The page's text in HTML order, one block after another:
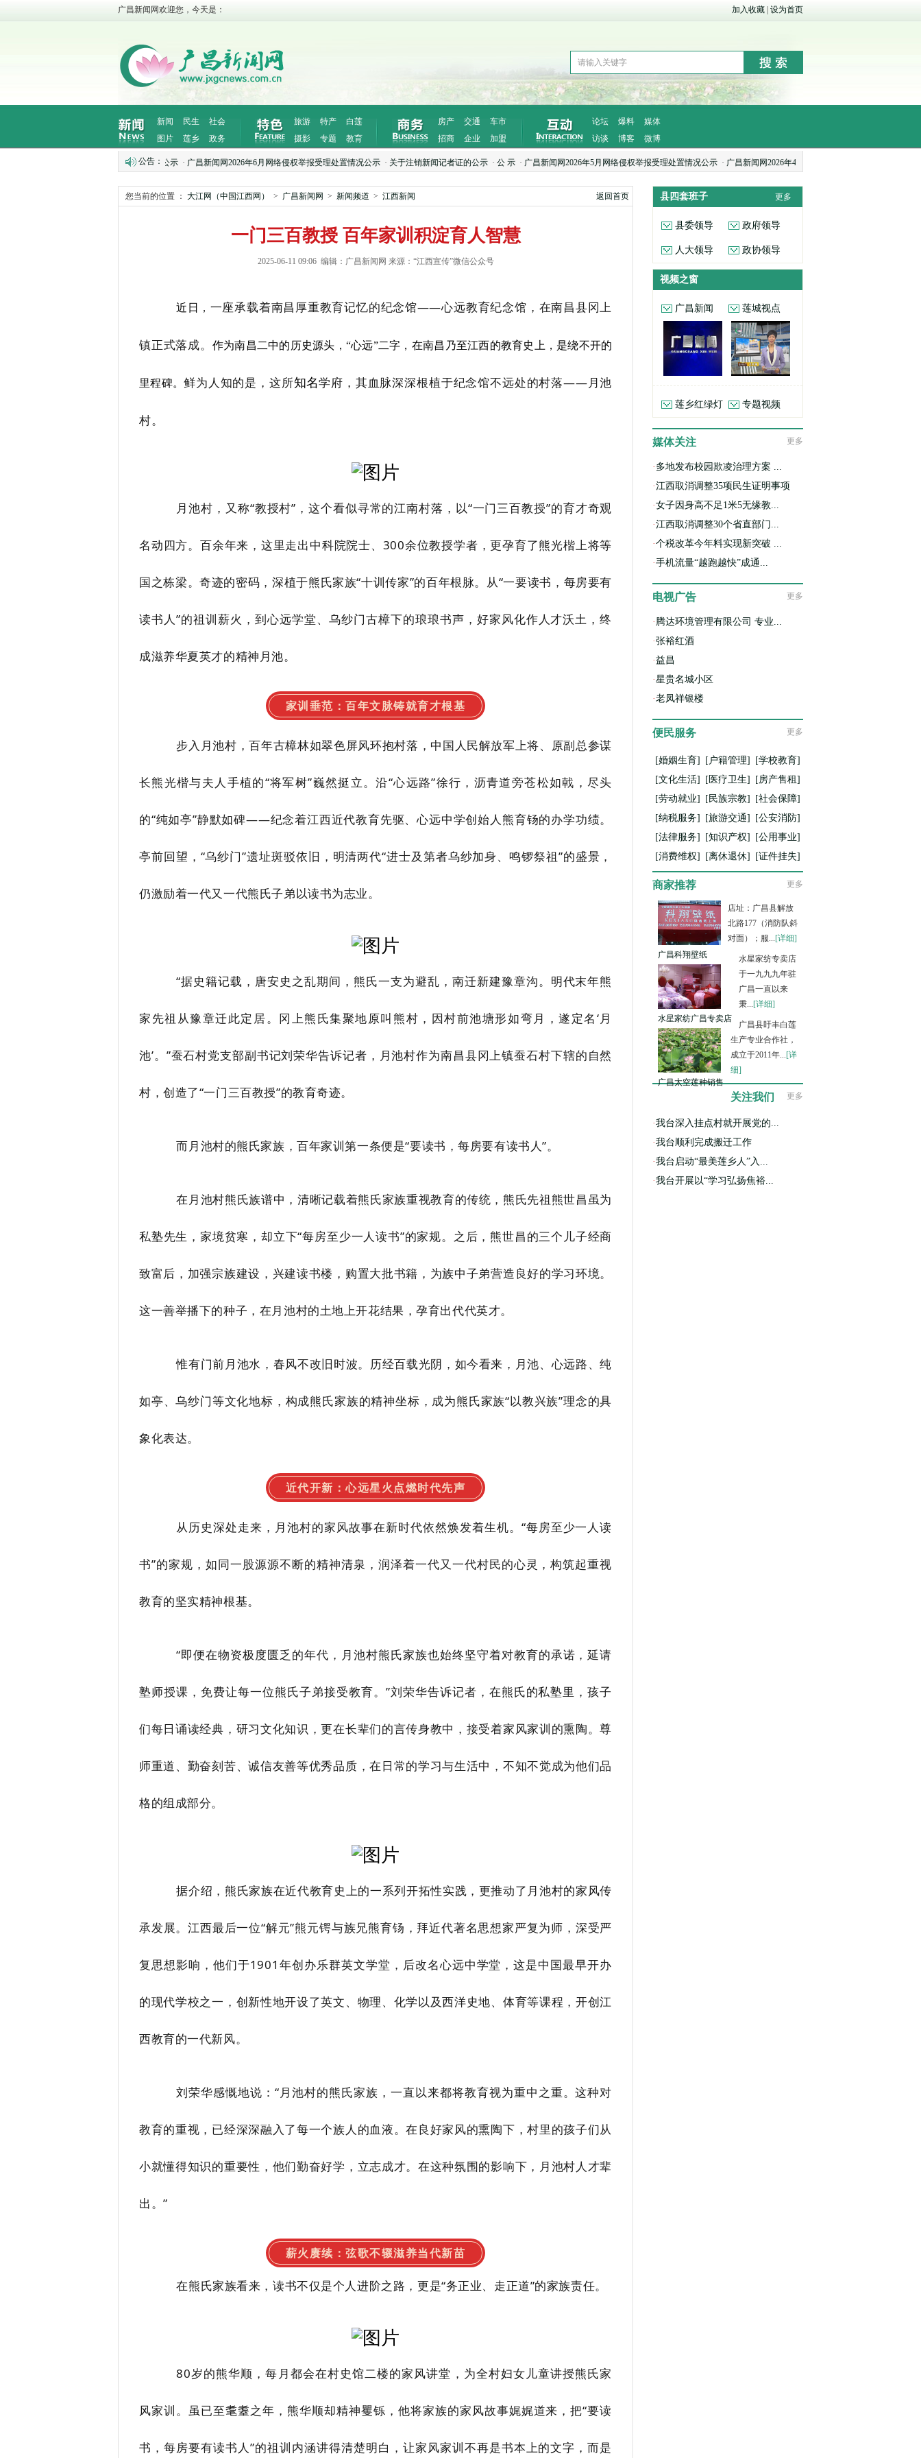
广昌新闻网欢迎您，今天是： 加入收藏 设为首页
新闻 民生
社会
图片
莲乡 政务
旅游 特产
白莲
摄影
专题 教育
房产 交通
车市
招商
企业 加盟
论坛 爆料
媒体
访谈
博客 微博
公告：
年7月网络侵权举报受理处置情况公示·广昌新闻网2026年6月网络侵权举报受理处置情况公示·关于注销新闻记者证的公示·公 示· 广昌新闻网2026年5月网络侵权举报受理处置情况公示·广昌新闻网2026年4月网络侵权举报受理处置情况公示
返回首页
您当前的位置 ： 大江网（中国江西网） > 广昌新闻网 > 新闻频道 > 江西新闻
一门三百教授 百年家训积淀育人智慧
2025-06-11 09:06 编辑：广昌新闻网 来源：“江西宣传”微信公众号
近日 ， 一座承载着南昌厚重教育记忆的纪念馆——心远教育纪念馆，在南昌县冈上
镇正式落成。 作为南昌二中的历史源头，“心远”二字，在南昌乃至江西的教育史上，是绕不开的
里程碑。鲜为人知的是，这所知名学府，其血脉深深根植于纪念馆不远处的村落——月池
村。
月池村，又称“教授村”，这个看似寻常的江南村落，以“一门三百教授”的育才奇观
名动四方。百余年来，这里走出中科院院士、 300余位教授学者，更孕育了熊光楷上将等
国之栋梁。奇迹的密码，深植于熊氏家族“十训传家”的百年根脉。从“一要读书，每房要有
读书人”的祖训薪火，到心远学堂、乌纱门古樟下的琅琅书声，好家风化作人才沃土，终
成滋养华夏英才的精神月池。
家训垂范：百年文脉铸就育才根基
步入月池村，百年古樟林如翠色屏风环抱村落，中国人民解放军上将、原副总参谋
长熊光楷与夫人手植的“将军树”巍然挺立。沿“心远路”徐行，沥青道旁苍松如戟，尽头
的“纯如亭”静默如碑——纪念着江西近代教育先驱、心远中学创始人熊育钖的办学功绩。
亭前回望， “乌纱门”遗址斑驳依旧，明清两代“进士及第者乌纱加身、鸣锣祭祖”的盛景，
仍激励着一代又一代熊氏子弟以读书为志业。
“据史籍记载，唐安史之乱期间，熊氏一支为避乱，南迁新建豫章沟。明代末年熊
家先祖从豫章迁此定居。冈上熊氏集聚地原叫熊村，因村前池塘形如弯月，遂定名‘月
池’。”蚕石村党支部副书记刘荣华告诉记者，月池村作为南昌县冈上镇蚕石村下辖的自然
村，创造了“一门三百教授”的教育奇迹。
而月池村的熊氏家族，百年家训第一条便是“要读书，每房要有读书人”。
在月池村熊氏族谱中，清晰记载着熊氏家族重视教育的传统，熊氏先祖熊世昌虽为
私塾先生，家境贫寒，却立下“每房至少一人读书”的家规。之后，熊世昌的三个儿子经商
致富后，加强宗族建设，兴建读书楼，购置大批书籍，为族中子弟营造良好的学习环境。
这一善举播下的种子，在月池村的土地上开花结果，孕育出代代英才。
惟有门前月池水，春风不改旧时波。历经百载光阴，如今看来，月池、心远路、纯
如亭、乌纱门等文化地标，构成熊氏家族的精神坐标，成为熊氏家族“以教兴族”理念的具
象化表达。
近代开新：心远星火点燃时代先声
从历史深处走来，月池村的家风故事在新时代依然焕发着生机。“每房至少一人读
书”的家规，如同一股源源不断的精神清泉，润泽着一代又一代村民的心灵，构筑起重视
教育的坚实精神根基。
“即便在物资极度匮乏的年代，月池村熊氏家族也始终坚守着对教育的承诺，延请
塾师授课，免费让每一位熊氏子弟接受教育。”刘荣华告诉记者，在熊氏的私塾里，孩子
们每日诵读经典，研习文化知识，更在长辈们的言传身教中，接受着家风家训的熏陶。尊
师重道、勤奋刻苦、诚信友善等优秀品质，在日常的学习与生活中，不知不觉成为他们品
格的组成部分。
据介绍，熊氏家族在近代教育史上的一系列开拓性实践，更推动了月池村的家风传
承发展。江西最后一位“解元”熊元锷与族兄熊育钖，拜近代著名思想家严复为师，深受严
复思想影响，他们于1901 年创办乐群英文学堂，后改名心远中学堂，这是中国最早开办
的现代学校之一，创新性地开设了英文、物理、化学以及西洋史地、体育等课程，开创江
西教育的一代新风。
刘荣华感慨地说：“月池村的熊氏家族，一直以来都将教育视为重中之重。这种对
教育的重视，已经深深融入了每一个族人的血液。在良好家风的熏陶下，村里的孩子们从
小就懂得知识的重要性，他们勤奋好学，立志成才。在这种氛围的影响下，月池村人才辈
出。”
薪火赓续：弦歌不辍滋养当代新苗
在熊氏家族看来，读书不仅是个人进阶之路，更是“务正业、走正道”的家族责任。
80岁的熊华顺，每月都会在村史馆二楼的家风讲堂，为全村妇女儿童讲授熊氏家
风家训。虽已至耄耋之年，熊华顺却精神矍铄，他将家族的家风故事娓娓道来，把“要读
书，每房要有读书人”的祖训内涵讲得清楚明白，让家风家训不再是书本上的文字，而是
更多
县四套班子
县委领导 政府领导
人大领导 政协领导
视频之窗
广昌新闻 莲城视点
莲乡红绿灯 专题视频
更多
媒体关注
· 多地发布校园欺凌治理方案 ...
·江西取消调整35项民生证明事项
·女子因身高不足1米5无缘教...
·江西取消调整30个省直部门...
·个税改革今年料实现新突破 ...
·手机流量“越跑越快”成通...
更多
电视广告
· 腾达环境管理有限公司 专业...
·张裕红酒
·益昌
·星贵名城小区
·老凤祥银楼
更多
便民服务
[婚姻生育] [户籍管理]
[学校教育]
[文化生活]
[医疗卫生]
[房产售租]
[劳动就业]
[民族宗教]
[社会保障]
[纳税服务]
[旅游交通]
[公安消防]
[法律服务]
[知识产权]
[公用事业]
[消费维权]
[离休退休] [证件挂失]
更多
商家推荐
广昌科翔壁纸
店址：广昌县解放
北路177（消防队斜
对面）；服...[详细]
水星家纺广昌专卖店
水星家纺专卖店
于一九九九年驻
广昌一直以来
秉...[详细]
广昌太空莲种销售
广昌县盱丰白莲
生产专业合作社，
成立于2011年...[详
细]
更多
关注我们
·我台深入挂点村就开展党的...
·我台顺利完成搬迁工作
·我台启动“最美莲乡人”入...
·我台开展以“学习弘扬焦裕...